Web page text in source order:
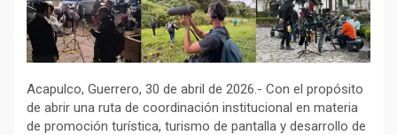
Acapulco, Guerrero, 30 de abril de 2026.- Con el propósito
de abrir una ruta de coordinación institucional en materia
de promoción turística, turismo de pantalla y desarrollo de